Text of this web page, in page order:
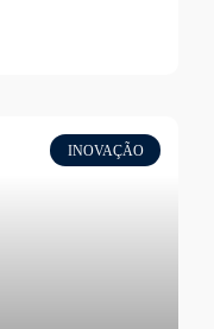
INOVAÇÃO